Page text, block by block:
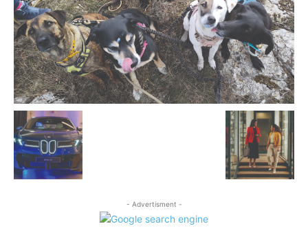
- Advertisment -